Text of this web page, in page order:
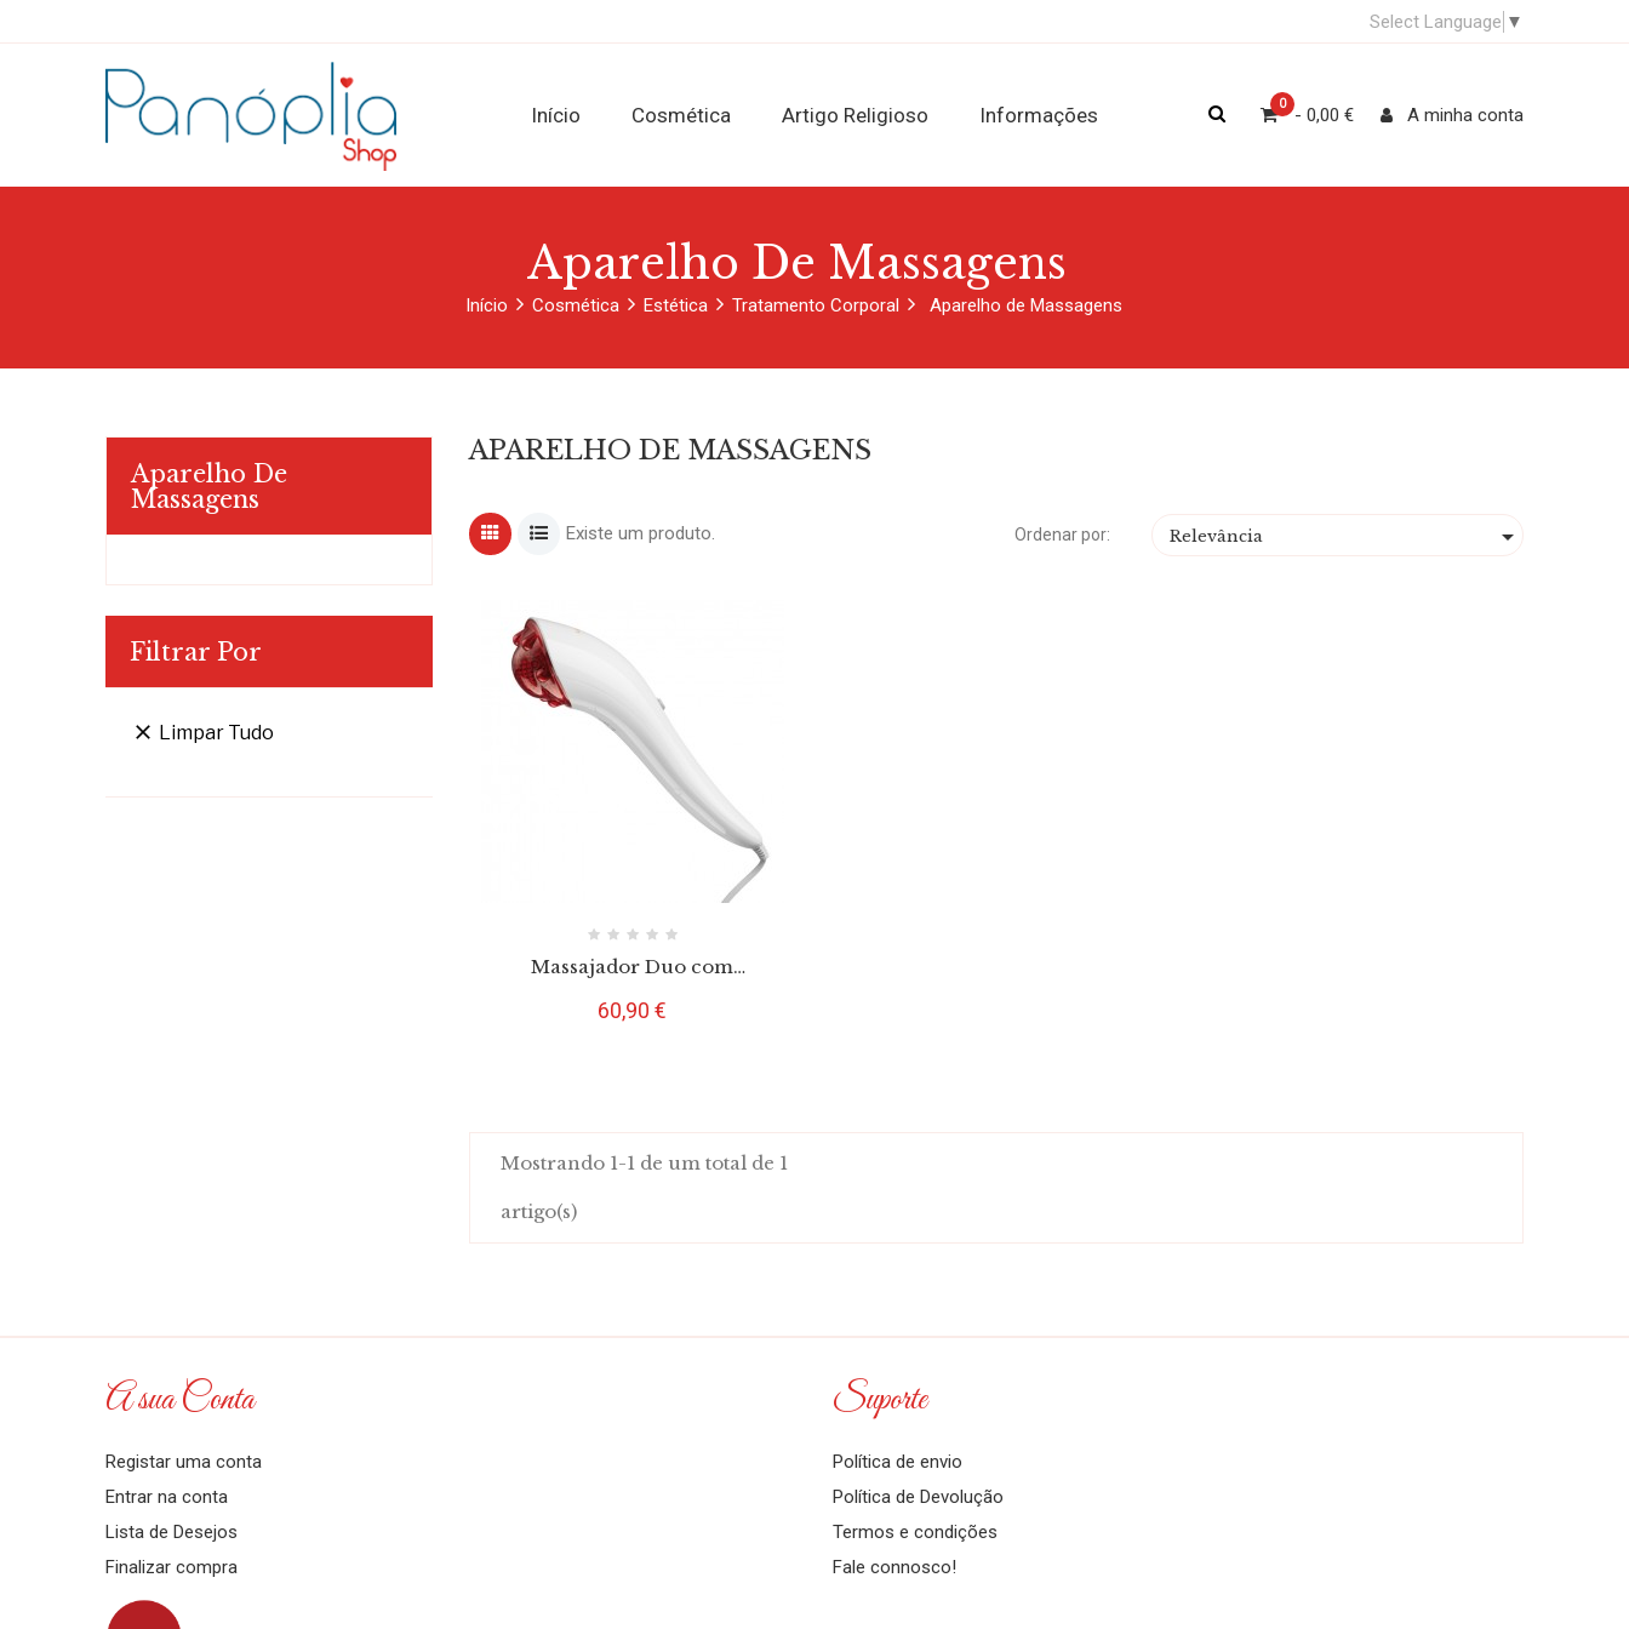
Select Language ▼
Início Cosmética Artigo Religioso Informações A minha conta
0
- 0,00 €
Aparelho De Massagens
Início Cosmética Estética Tratamento Corporal Aparelho de Massagens
Aparelho De
Massagens
Filtrar Por
 Limpar Tudo
APARELHO DE MASSAGENS
Existe um produto. Ordenar por: Relevância 
Massajador Duo com
Preço
60,90 €
Mostrando 1-1 de um total de 1
artigo(s)
A sua Conta
Registar uma conta
Entrar na conta
Lista de Desejos
Finalizar compra
Suporte
Política de envio
Política de Devolução
Termos e condições
Fale connosco!